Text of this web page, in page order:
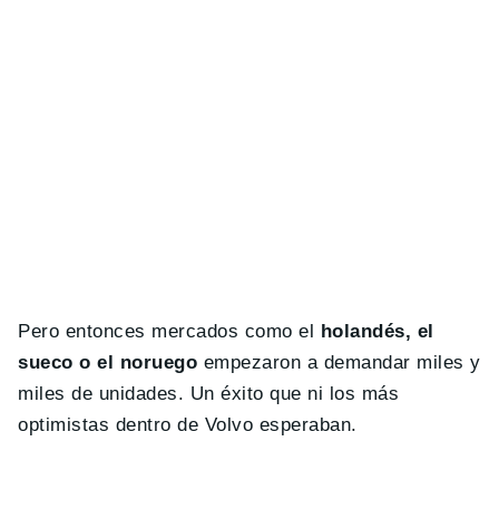
Pero entonces mercados como el holandés, el
sueco o el noruego empezaron a demandar miles y
miles de unidades. Un éxito que ni los más
optimistas dentro de Volvo esperaban.